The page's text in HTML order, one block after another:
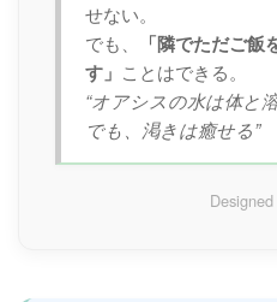
せない。
でも、
「隣でただご
す」 ことはできる。
“オアシスの水は体と
でも、渇きは癒せる”